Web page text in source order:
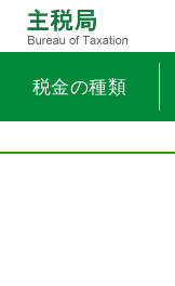
税金の種類